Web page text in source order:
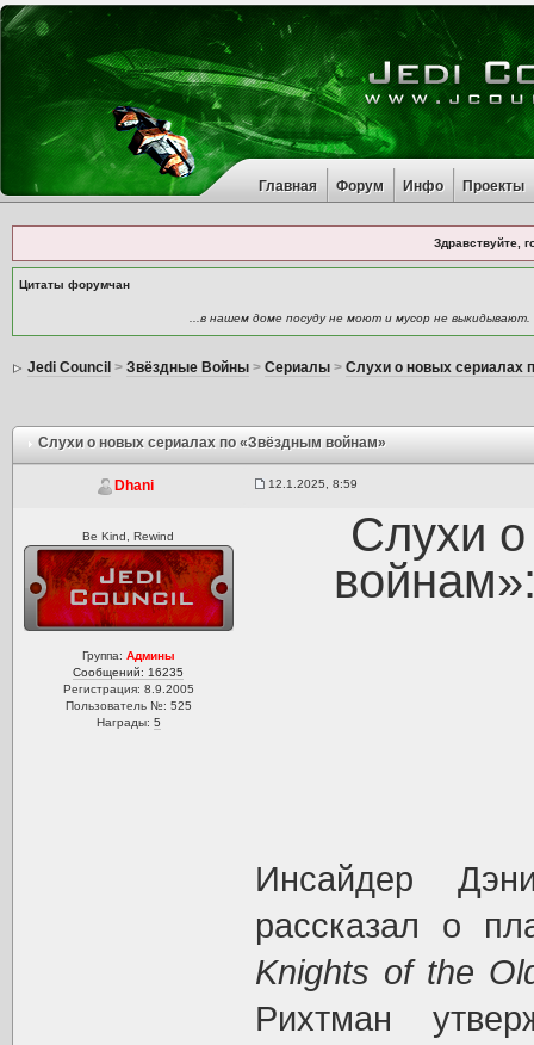
Главная Форум Инфо Проекты
Здравствуйте,
Цитаты форумчан
...в нашем доме посуду не моют и мусор не
Jedi Council > Звёздные Войны> Сериалы> Слухи о новых сериалах
Слухи о новых сериалах по «Звёздным войнам»
Dhani 12.1.2025, 8:59
Be Kind, Rewind
Группа: Админы
Сообщений: 16235
Регистрация: 8.9.2005
Пользователь №: 525
Награды: 5
Слухи
Инсайдер
рассказал о
Knights of the
Рихтман